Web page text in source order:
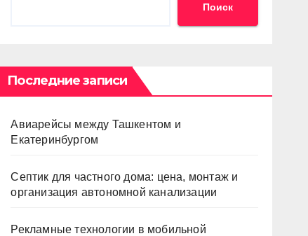
Поиск
Последние записи
Авиарейсы между Ташкентом и
Екатеринбургом
Септик для частного дома: цена, монтаж и
организация автономной канализации
Рекламные технологии в мобильной